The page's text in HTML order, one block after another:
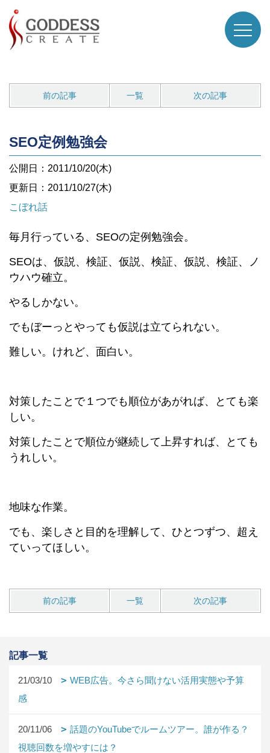
前の記事 一覧 次の記事
SEO定例勉強会
公開日：2011/10/20(木)
更新日：2011/10/27(木)
こぼれ話
毎月行っている、SEOの定例勉強会。
SEOは、仮説、検証、仮説、検証、仮説、検証、ノ
ウハウ確立。
やるしかない。
でもぼーっとやっても仮説は立てられない。
難しい。けれど、面白い。
対策したことで１つでも順位があがれば、とても楽
しい。
対策したことで順位が継続して上昇すれば、とても
うれしい。
地味な作業。
でも、楽しさと目的を理解して、ひとつずつ、超え
ていってほしい。
前の記事 一覧 次の記事
記事一覧
21/03/10
WEB広告。今さら聞けない活用実態や予算
感
20/11/06
話題のYouTubeでルームツアー。誰が作る？
視聴回数を増やすには？